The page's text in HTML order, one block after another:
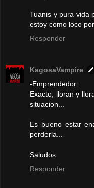
Tuanis y pura vida
estoy como loco
Responder
KagosaVampire
-Emprendedor:
Exacto, lloran y
situacion...
Es bueno estar
perderla...
Saludos
Responder